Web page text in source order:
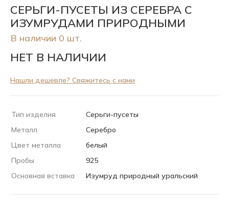
СЕРЬГИ-ПУСЕТЫ ИЗ СЕРЕБРА С
ИЗУМРУДАМИ ПРИРОДНЫМИ
В наличии 0 шт.
НЕТ В НАЛИЧИИ
Нашли дешевле? Свяжитесь с нами
Тип изделия
Серьги-пусеты
Металл
Серебро
Цвет металла
белый
Пробы
925
Основная вставка
Изумруд природный уральский